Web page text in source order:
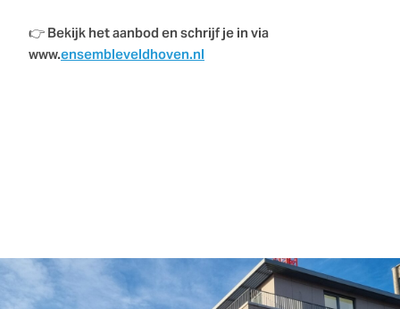
👉Bekijk het aanbod en schrijf je in via
www.ensembleveldhoven.nl